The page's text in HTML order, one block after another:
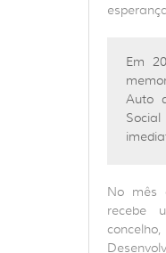
Em
Auto
No mês
recebe